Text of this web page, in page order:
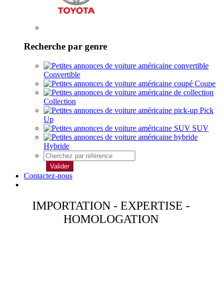
Recherche par genre
Convertible
Coupe
Collection
Pick
Up
SUV
Hybride
Valider
Contactez-nous
IMPORTATION - EXPERTISE -
HOMOLOGATION